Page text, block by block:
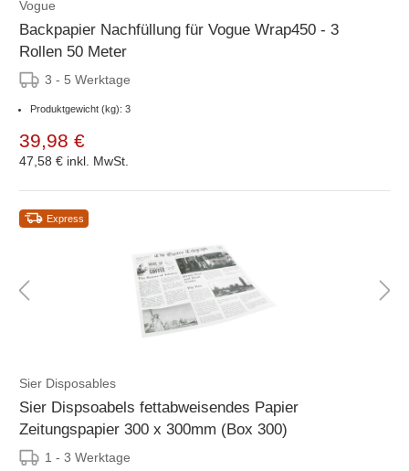
Vogue
Backpapier Nachfüllung für Vogue Wrap450 - 3
Rollen 50 Meter
3 - 5 Werktage
Produktgewicht (kg): 3
39,98 €
47,58 € inkl. MwSt.
Express
Sier Disposables
Sier Dispsoabels fettabweisendes Papier
Zeitungspapier 300 x 300mm (Box 300)
1 - 3 Werktage